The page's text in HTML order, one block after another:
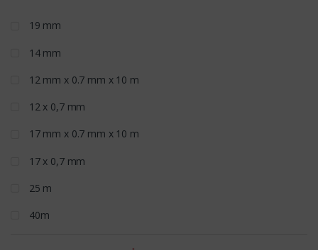
19 mm
14 mm
12 mm x 0.7 mm x 10 m
12 x 0,7 mm
17 mm x 0.7 mm x 10 m
17 x 0,7 mm
25 m
40m